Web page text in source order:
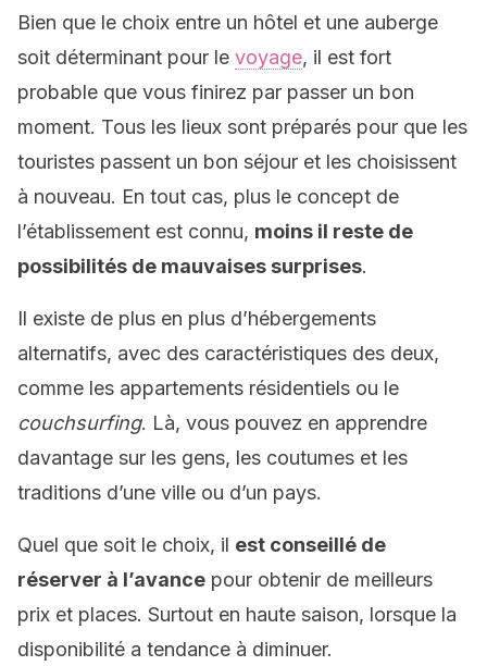
Bien que le choix entre un hôtel et une auberge
soit déterminant pour le voyage, il est fort
probable que vous finirez par passer un bon
moment. Tous les lieux sont préparés pour que les
touristes passent un bon séjour et les choisissent
à nouveau. En tout cas, plus le concept de
l’établissement est connu, moins il reste de
possibilités de mauvaises surprises.
Il existe de plus en plus d’hébergements
alternatifs, avec des caractéristiques des deux,
comme les appartements résidentiels ou le
couchsurfing. Là, vous pouvez en apprendre
davantage sur les gens, les coutumes et les
traditions d’une ville ou d’un pays.
Quel que soit le choix, il est conseillé de
réserver à l’avance pour obtenir de meilleurs
prix et places. Surtout en haute saison, lorsque la
disponibilité a tendance à diminuer.